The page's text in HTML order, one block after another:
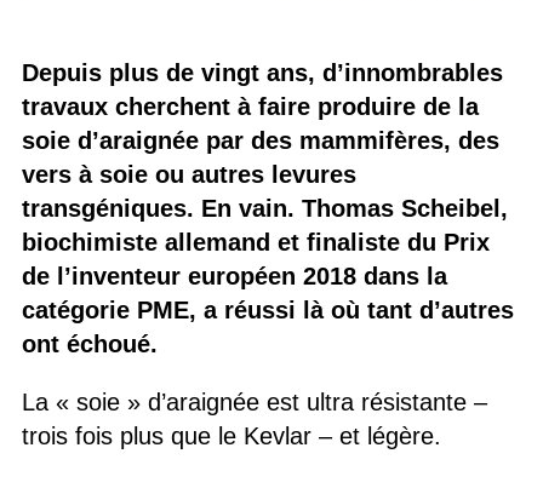
Depuis plus de vingt ans, d’innombrables
travaux cherchent à faire produire de la
soie d’araignée par des mammifères, des
vers à soie ou autres levures
transgéniques. En vain. Thomas Scheibel,
biochimiste allemand et finaliste du Prix
de l’inventeur européen 2018 dans la
catégorie PME, a réussi là où tant d’autres
ont échoué.
La « soie » d’araignée est ultra résistante –
trois fois plus que le Kevlar – et légère.